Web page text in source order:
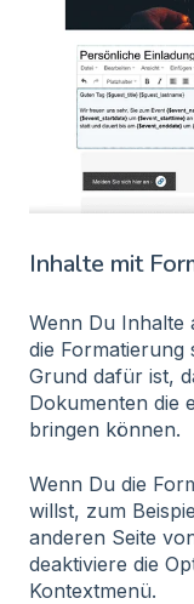
Inhalte mit
Wenn Du Inhalte
die Formatierung
Grund dafür ist,
Dokumenten die
bringen können.
Wenn Du die
willst, zum
anderen Seite
deaktiviere die
Kontextmenü.